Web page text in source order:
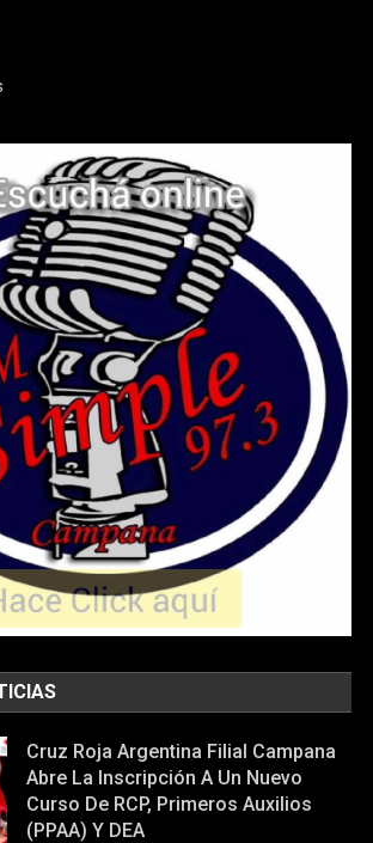
Cruz Roja Argentina Filial Campana
Abre La Inscripción A Un Nuevo
Curso De RCP, Primeros Auxilios
(PPAA) Y DEA